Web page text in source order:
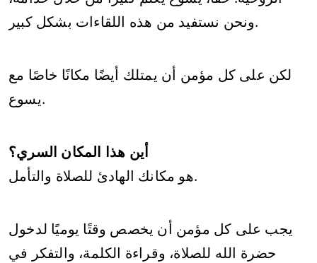
ونحن نستفيد من هذه اللقاءات بشكل كبير.
لكن على كل مؤمن أن يمتلك أيضًا مكانًا خاصًا مع
يسوع.
أين هذا المكان السري؟
هو مكانك الهادئ للصلاة والتأمل.
يجب على كل مؤمن أن يخصص وقتًا يوميًا لدخول
حضرة الله للصلاة، وقراءة الكلمة، والتفكر في